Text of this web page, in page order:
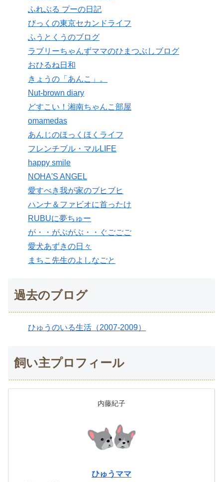
ふれぶる プーの日記
びっくの東京セカンドライフ
ふうとくうのブログ
ラブリーちゃんずママのひまつぶしブログ
おひるね日和
きょうの「あんこ」。
Nut-brown diary
どすこい！湘南ちゃんこ部屋
omamedas
あんじのほっくほくライフ
フレンチブル・マルLIFE
happy smile
NOHA'S ANGEL
愛すべき我が家のブヒブヒ
ハンナ＆ファビオに首ったけ
RUBUに夢ちゅー
が・・がぶがぶ・・ぐごごご
愛犬あずきの日々
まちこ先生のよしなごと
過去のブログ
ひゅうのいる生活（2007-2009）
飼い主プロフィール
内藤紀子
ひゅうママ